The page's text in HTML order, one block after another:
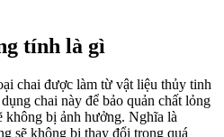
tính là gì
chai được làm từ vật liệu thủy tinh
chai này để bảo quản chất lỏng
không bị ảnh hưởng. Nghĩa là
sẽ không bị thay đổi trong quá